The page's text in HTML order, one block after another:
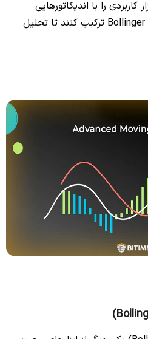
را با اندیکاتورهایی
همچون RSI ،MACD و Bollinger Bands ترکیب کنند تا تحلیل